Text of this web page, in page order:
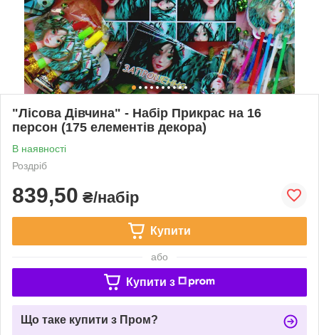
"Лісова Дівчина" - Набір Прикрас на 16
персон (175 елементів декора)
В наявності
Роздріб
839,50 ₴/набір
Купити
або
Купити з
Що таке купити з Пром?